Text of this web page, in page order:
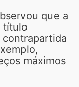
que a
título
máximos